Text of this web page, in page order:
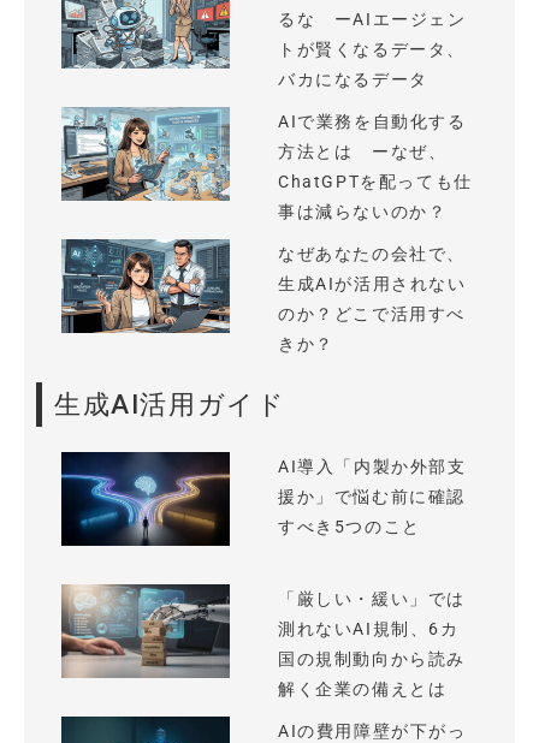
るな ーAIエージェン
トが賢くなるデータ、
バカになるデータ
AIで業務を自動化する
方法とは ーなぜ、
ChatGPTを配っても仕
事は減らないのか？
なぜあなたの会社で、
生成AIが活用されない
のか？どこで活用すべ
きか？
生成AI活用ガイド
AI導入「内製か外部支
援か」で悩む前に確認
すべき5つのこと
「厳しい・緩い」では
測れないAI規制、6カ
国の規制動向から読み
解く企業の備えとは
AIの費用障壁が下がっ